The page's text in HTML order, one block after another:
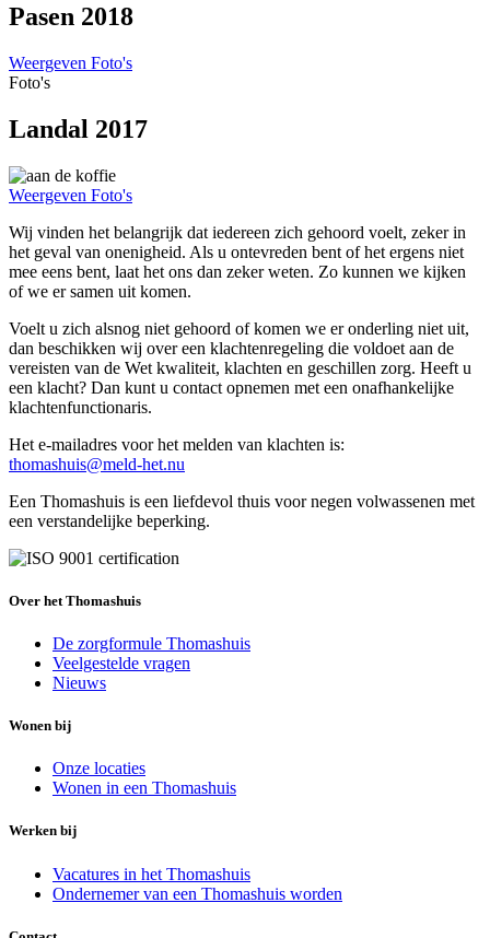
Pasen 2018
Weergeven Foto's
Foto's
Landal 2017
Weergeven Foto's
Wij vinden het belangrijk dat iedereen zich gehoord voelt, zeker in
het geval van onenigheid. Als u ontevreden bent of het ergens niet
mee eens bent, laat het ons dan zeker weten. Zo kunnen we kijken
of we er samen uit komen.
Voelt u zich alsnog niet gehoord of komen we er onderling niet uit,
dan beschikken wij over een klachtenregeling die voldoet aan de
vereisten van de Wet kwaliteit, klachten en geschillen zorg. Heeft u
een klacht? Dan kunt u contact opnemen met een onafhankelijke
klachtenfunctionaris.
Het e-mailadres voor het melden van klachten is:
thomashuis@meld-het.nu
Een Thomashuis is een liefdevol thuis voor negen volwassenen met
een verstandelijke beperking.
Over het Thomashuis
De zorgformule Thomashuis
Veelgestelde vragen
Nieuws
Wonen bij
Onze locaties
Wonen in een Thomashuis
Werken bij
Vacatures in het Thomashuis
Ondernemer van een Thomashuis worden